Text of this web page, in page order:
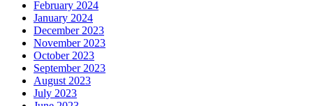
February 2024
January 2024
December 2023
November 2023
October 2023
September 2023
August 2023
July 2023